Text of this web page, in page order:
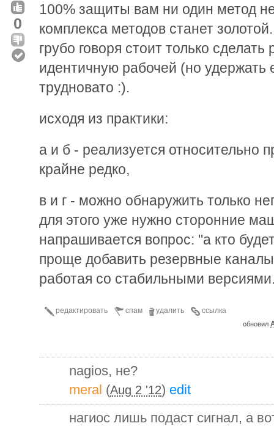
0
100% защиты вам ни один метод
комплекса методов станет
грубо говоря стоит только
идентичную рабочей (но удержать
трудновато :).
исходя из практики:
а и б - реализуется относительно
крайне редко,
в и г - можно обнаружить только
для этого уже нужно сторонние
напрашивается вопрос: "а кто
проще добавить резервные
работая со стабильными
ссылка
удалить
спам
редактировать
обновил
nagios, не?
meral (Aug 2 '12) edit
нагиос лишь подаст сигнал, а